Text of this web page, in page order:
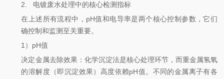
2.
电镀废水处理中的核心检测指标
在上述所有流程中，pH值和电导率是两个核心控制参数，它们
确控制和监测至关重要。
1）pH值
决定金属去除效果：化学沉淀法是核心处理环节，而重金属氢氧
的溶解度（即沉淀效果）高度依赖pH值。不同的金属离子有各